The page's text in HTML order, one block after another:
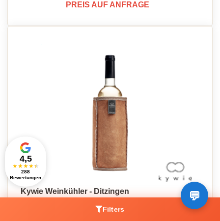
PREIS AUF ANFRAGE
Kywie Weinkühler - Ditzingen
PREIS AUF ANFRAGE
Filters
4,5
★★★★★
288
Bewertungen